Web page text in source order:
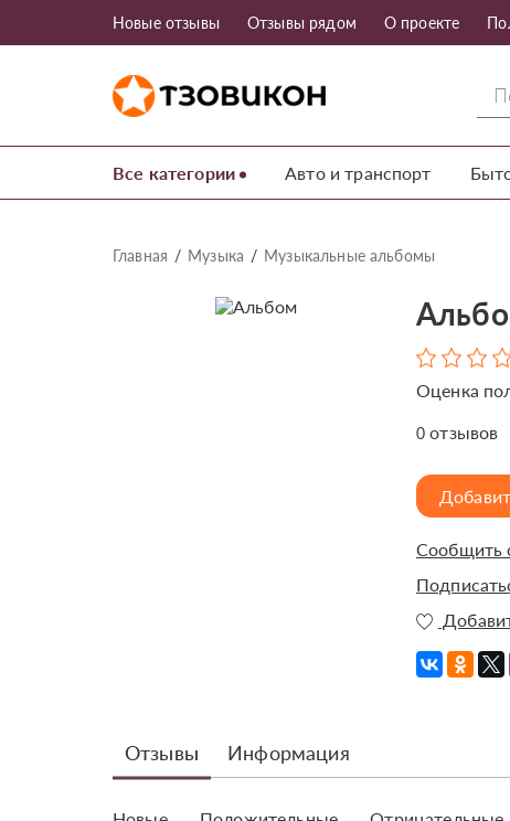
Новые отзывы Отзывы рядом О проекте
Все категории Авто и транспорт
Главная Музыка Музыкальные альбомы
Оценка
0 отзывов
Сообщить
Отзывы Информация